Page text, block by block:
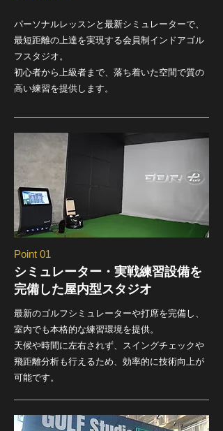
パーソナルレッスンと最新シミュレーターで、
最短距離の上達を実現する会員制インドアゴル
フスタジオ。
初心者から上級者まで、落ち着いた空間で質の
高い練習を提供します。
Point 01
シミュレーター・実戦練習設備を
完備した屋内型スタジオ
最新のゴルフシミュレーターや打席を完備し、
室内でも本格的な練習環境を提供。
天候や時間に左右されず、スイングチェックや
飛距離分析も行えるため、効率的に技術向上が
可能です。